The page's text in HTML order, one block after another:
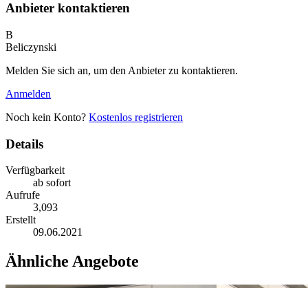
Anbieter kontaktieren
B
Beliczynski
Melden Sie sich an, um den Anbieter zu kontaktieren.
Anmelden
Noch kein Konto? Kostenlos registrieren
Details
Verfügbarkeit
ab sofort
Aufrufe
3,093
Erstellt
09.06.2021
Ähnliche Angebote